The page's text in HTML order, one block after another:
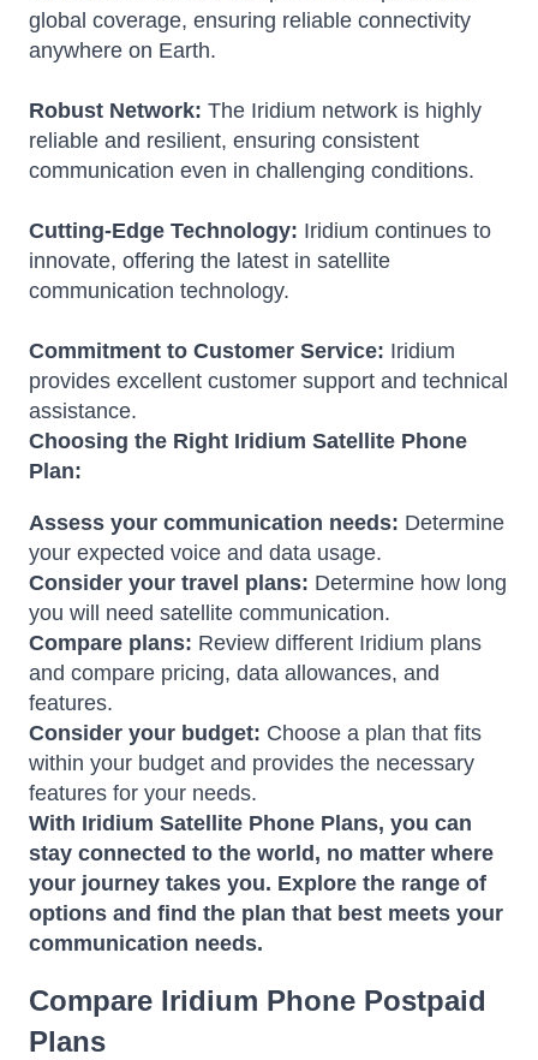
global coverage, ensuring reliable connectivity
anywhere on Earth.
Robust Network: The Iridium network is highly
reliable and resilient, ensuring consistent
communication even in challenging conditions.
Cutting-Edge Technology: Iridium continues to
innovate, offering the latest in satellite
communication technology.
Commitment to Customer Service: Iridium
provides excellent customer support and technical
assistance.
Choosing the Right Iridium Satellite Phone
Plan:
Assess your communication needs: Determine
your expected voice and data usage.
Consider your travel plans: Determine how long
you will need satellite communication.
Compare plans: Review different Iridium plans
and compare pricing, data allowances, and
features.
Consider your budget: Choose a plan that fits
within your budget and provides the necessary
features for your needs.
With Iridium Satellite Phone Plans, you can
stay connected to the world, no matter where
your journey takes you. Explore the range of
options and find the plan that best meets your
communication needs.
Compare Iridium Phone Postpaid
Plans